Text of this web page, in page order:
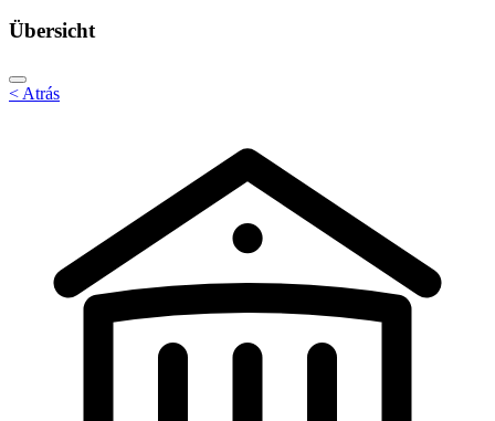
Übersicht
< Atrás